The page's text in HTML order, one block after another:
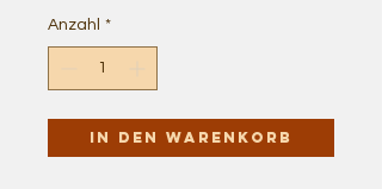
Anzahl *
In den Warenkorb